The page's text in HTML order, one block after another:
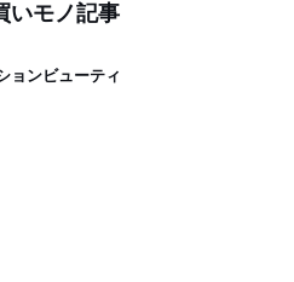
いモノ記事
ョンビューティ